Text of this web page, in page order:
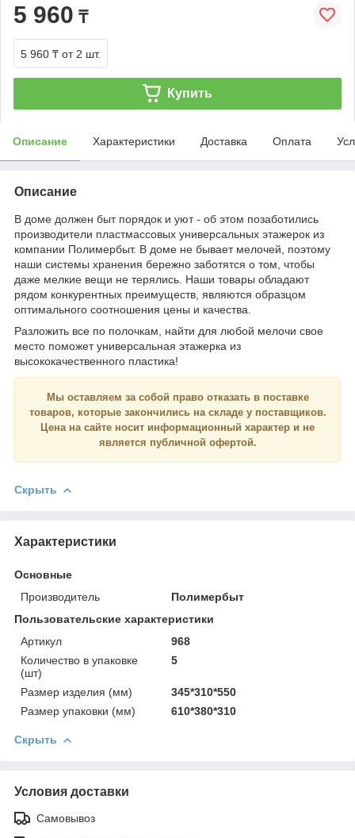
5 960 ₸
5 960 ₸ от 2 шт.
Купить
Описание Характеристики Доставка Оплата
Описание
В доме должен быт порядок и уют - об этом позаботились
производители пластмассовых универсальных этажерок из
компании Полимербыт. В доме не бывает мелочей, поэтому
наши системы хранения бережно заботятся о том, чтобы
даже мелкие вещи не терялись. Наши товары обладают
рядом конкурентных преимуществ, являются образцом
оптимального соотношения цены и качества.
Разложить все по полочкам, найти для любой мелочи свое
место поможет универсальная этажерка из
высококачественного пластика!
Мы оставляем за собой право отказать в поставке
товаров, которые закончились на складе у поставщиков.
Цена на сайте носит информационный характер и не
является публичной офертой.
Скрыть
Характеристики
Основные
Производитель
Полимербыт
Пользовательские характеристики
Артикул
968
Количество в упаковке
(шт)
5
Размер изделия (мм)
345*310*550
Размер упаковки (мм)
610*380*310
Скрыть
Условия доставки
Самовывоз